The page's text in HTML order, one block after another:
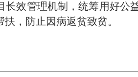
长效管理机制，统筹用好
，防止因病返贫致贫。